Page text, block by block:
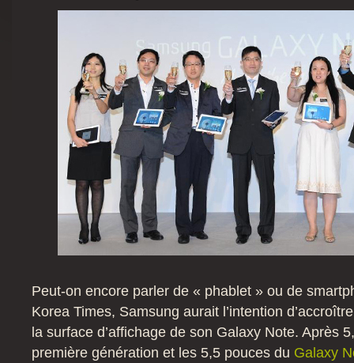
Peut-on encore parler de « phablet » ou de
Korea Times, Samsung aurait l’intention
la surface d’affichage de son Galaxy Note. Après
première génération et les 5,5 pouces du Galaxy